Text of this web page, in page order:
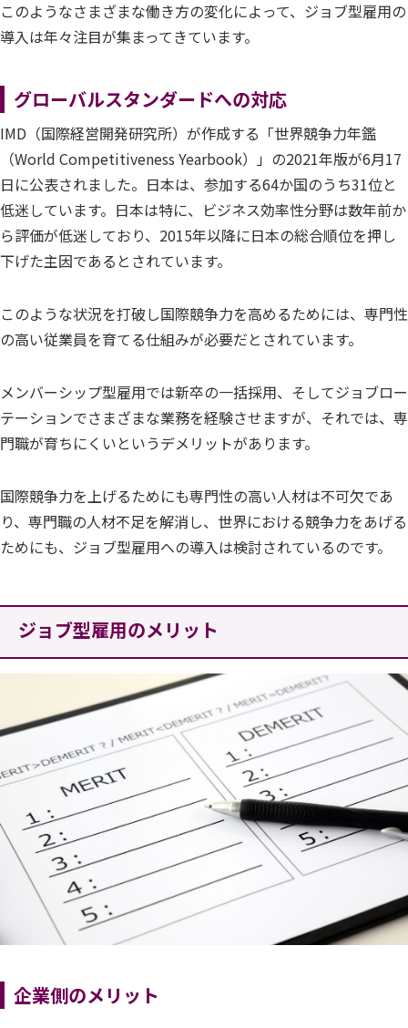
このようなさまざまな働き方の変化によって、ジョブ型雇用の
導入は年々注目が集まってきています。
グローバルスタンダードへの対応
IMD（国際経営開発研究所）が作成する「世界競争力年鑑
（World Competitiveness Yearbook）」の2021年版が6月17
日に公表されました。日本は、参加する64か国のうち31位と
低迷しています。日本は特に、ビジネス効率性分野は数年前か
ら評価が低迷しており、2015年以降に日本の総合順位を押し
下げた主因であるとされています。
このような状況を打破し国際競争力を高めるためには、専門性
の高い従業員を育てる仕組みが必要だとされています。
メンバーシップ型雇用では新卒の一括採用、そしてジョブロー
テーションでさまざまな業務を経験させますが、それでは、専
門職が育ちにくいというデメリットがあります。
国際競争力を上げるためにも専門性の高い人材は不可欠であ
り、専門職の人材不足を解消し、世界における競争力をあげる
ためにも、ジョブ型雇用への導入は検討されているのです。
ジョブ型雇用のメリット
企業側のメリット